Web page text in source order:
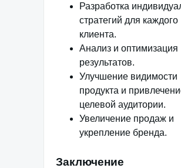
Разработка
стратегий для каждого
клиента.
Анализ и оптимизация
результатов.
Улучшение видимости
продукта и
целевой аудитории.
Увеличение продаж и
укрепление бренда.
Заключение